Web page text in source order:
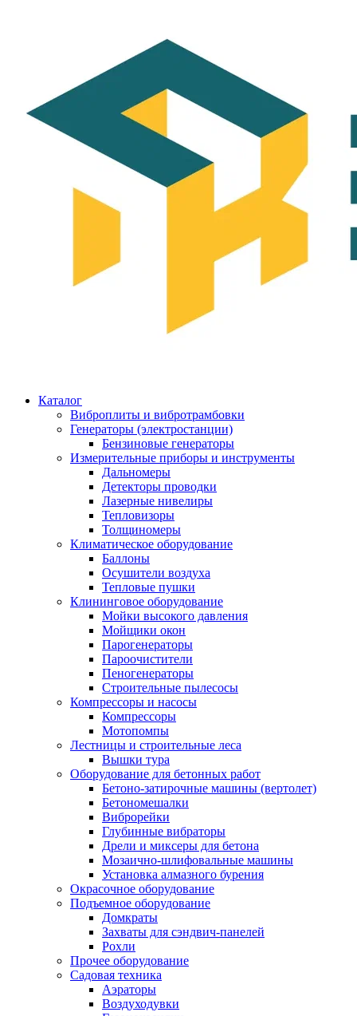
Каталог
Виброплиты и вибротрамбовки
Генераторы (электростанции)
Бензиновые генераторы
Измерительные приборы и инструменты
Дальномеры
Детекторы проводки
Лазерные нивелиры
Тепловизоры
Толщиномеры
Климатическое оборудование
Баллоны
Осушители воздуха
Тепловые пушки
Клининговое оборудование
Мойки высокого давления
Мойщики окон
Парогенераторы
Пароочистители
Пеногенераторы
Строительные пылесосы
Компрессоры и насосы
Компрессоры
Мотопомпы
Лестницы и строительные леса
Вышки тура
Оборудование для бетонных работ
Бетоно-затирочные машины (вертолет)
Бетономешалки
Виброрейки
Глубинные вибраторы
Дрели и миксеры для бетона
Мозаично-шлифовальные машины
Установка алмазного бурения
Окрасочное оборудование
Подъемное оборудование
Домкраты
Захваты для сэндвич-панелей
Рохли
Прочее оборудование
Садовая техника
Аэраторы
Воздуходувки